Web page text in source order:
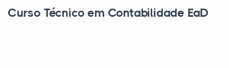
Curso Técnico em Contabilidade EaD